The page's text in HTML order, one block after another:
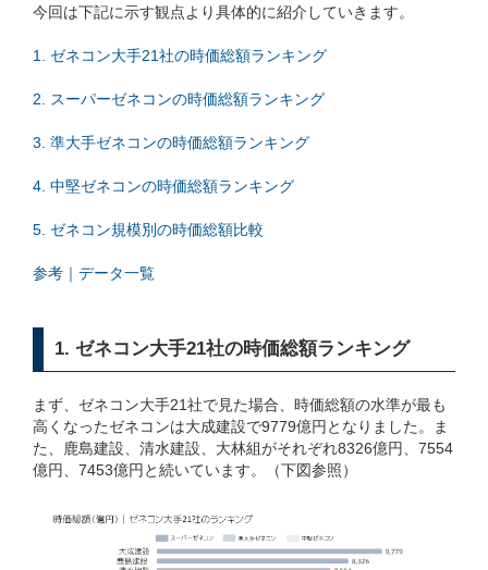
今回は下記に示す観点より具体的に紹介していきます。
1. ゼネコン大手21社の時価総額ランキング
2. スーパーゼネコンの時価総額ランキング
3. 準大手ゼネコンの時価総額ランキング
4. 中堅ゼネコンの時価総額ランキング
5. ゼネコン規模別の時価総額比較
参考｜データ一覧
1. ゼネコン大手21社の時価総額ランキング
まず、ゼネコン大手21社で見た場合、時価総額の水準が最も
高くなったゼネコンは大成建設で9779億円となりました。ま
た、鹿島建設、清水建設、大林組がそれぞれ8326億円、7554
億円、7453億円と続いています。（下図参照）